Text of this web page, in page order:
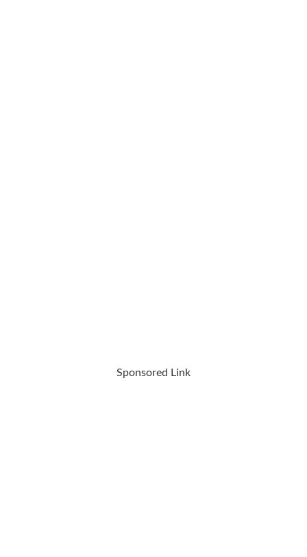
Sponsored Link